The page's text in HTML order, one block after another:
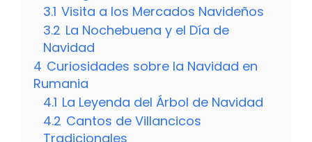
3.1 Visita a los Mercados Navideños
3.2 La Nochebuena y el Día de
Navidad
4 Curiosidades sobre la Navidad en
Rumania
4.1 La Leyenda del Árbol de Navidad
4.2 Cantos de Villancicos
Tradicionales